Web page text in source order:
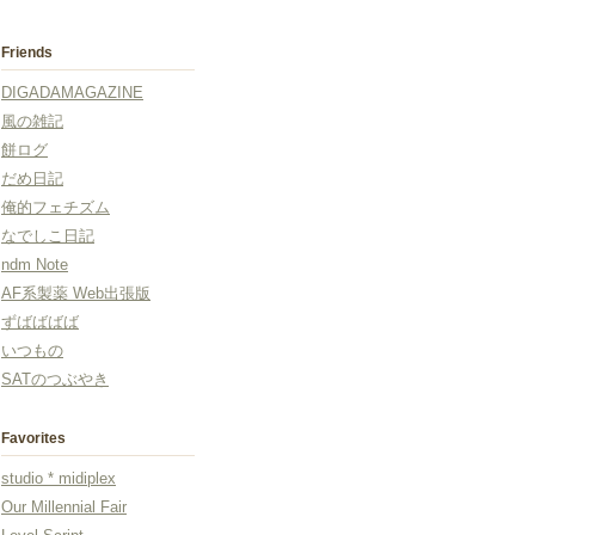
Friends
DIGADAMAGAZINE
風の雑記
餅ログ
だめ日記
俺的フェチズム
なでしこ日記
ndm Note
AF系製薬 Web出張版
ずばばばば
いつもの
SATのつぶやき
Favorites
studio * midiplex
Our Millennial Fair